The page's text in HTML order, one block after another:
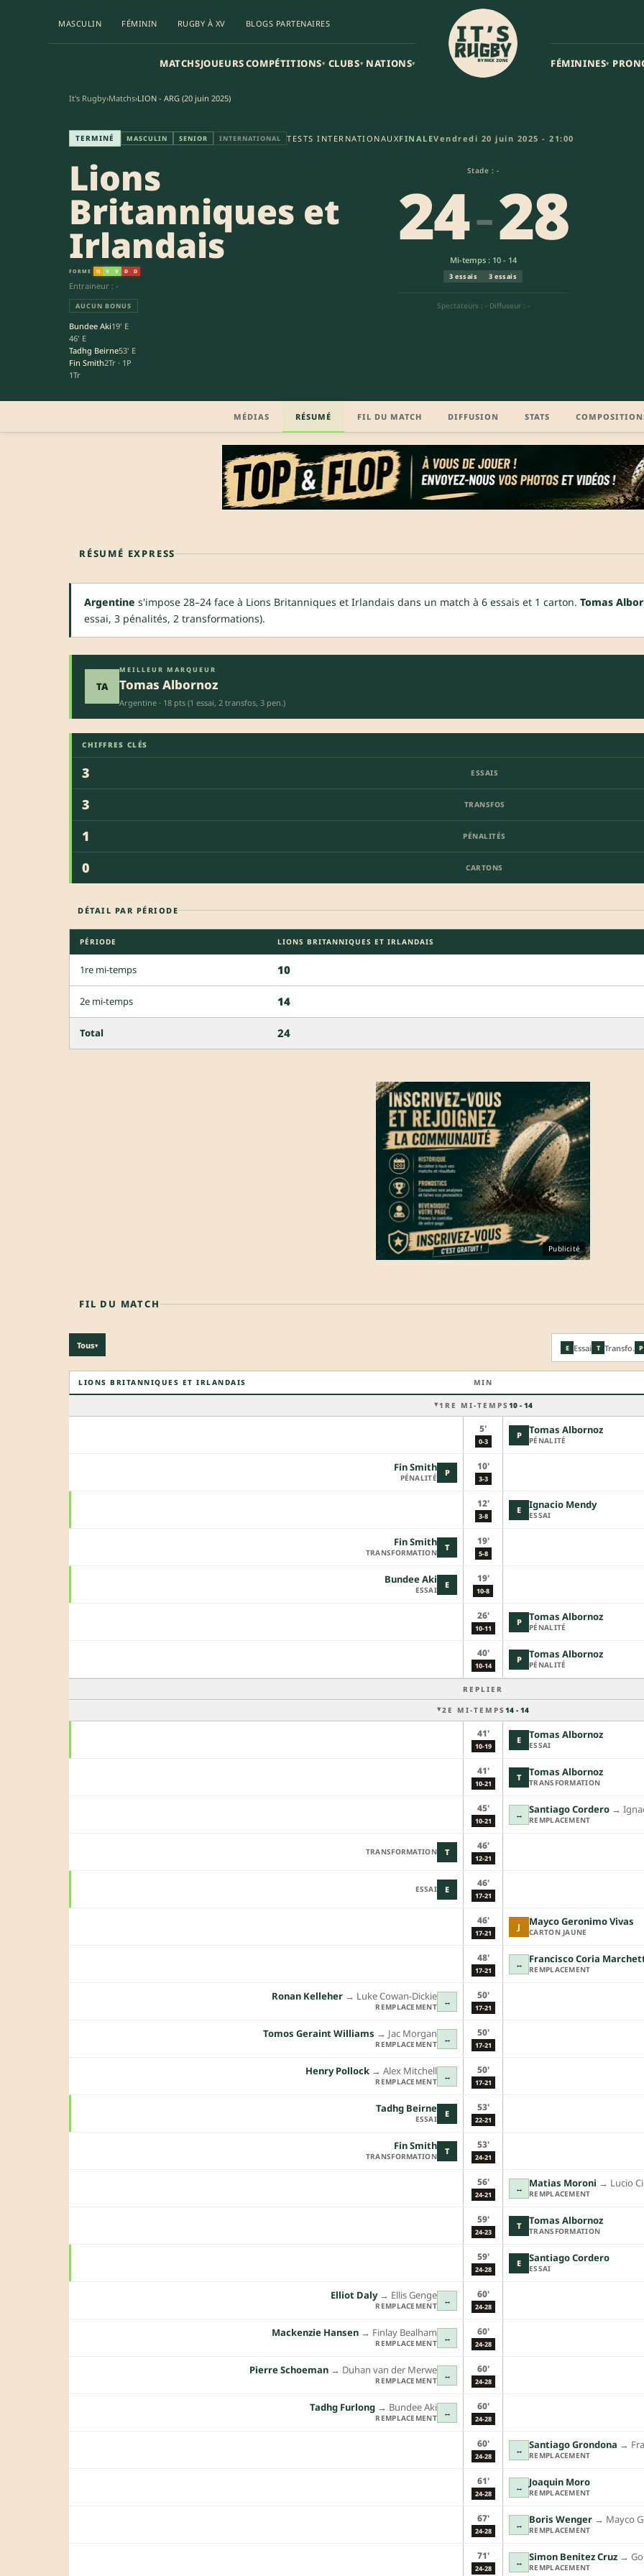
MASCULIN FÉMININ RUGBY À XV BLOGS PARTENAIRES
MATCHSJOUEURSCOMPÉTITIONS▾ CLUBS▾ NATIONS▾ FÉMININES▾
It's Rugby›Matchs›LION - ARG (20 juin 2025)
Lions Britanniques et Irlandais - Argentine (24-28) | Tests
TERMINÉ MASCULIN SENIOR INTERNATIONAL TESTS INTERNATIONAUXFINALEVendredi 20 juin 2025 - 21:00
Lions
Britanniques et
Irlandais
FORME N V V D D
Entraineur : -
AUCUN BONUS
Bundee Aki19' E
46' E
Tadhg Beirne53' E
Fin Smith2Tr · 1P
1Tr
Stade : -
24-28
Mi-temps : 10 - 14
3 essais 3 essais
Spectateurs : -·Diffuseur : -
MÉDIAS RÉSUMÉ FIL DU MATCH DIFFUSION STATS
RÉSUMÉ EXPRESS
Argentine s'impose 28–24 face à Lions Britanniques et Irlandais dans un match à 6 essais et 1 carton. Tomas
essai, 3 pénalités, 2 transformations).
TA
MEILLEUR MARQUEUR
Tomas Albornoz
Argentine · 18 pts (1 essai, 2 transfos, 3 pen.)
CHIFFRES CLÉS
3 ESSAIS
3
TRANSFOS
1
PÉNALITÉS
0
CARTONS
DÉTAIL PAR PÉRIODE
PÉRIODE LIONS BRITANNIQUES ET IRLANDAIS
1re mi-temps 10
2e mi-temps 14
Total 24
Publicité
FIL DU MATCH
Tous▾ E Essai T Transfo. P
LIONS BRITANNIQUES ET IRLANDAIS MIN
1RE MI-TEMPS 10 - 14
5'
0-3
P Tomas Albornoz
PÉNALITÉ
P
Fin Smith
PÉNALITÉ
10'
3-3
12'
3-8
E Ignacio Mendy
ESSAI
T
Fin Smith
TRANSFORMATION
19'
5-8
E
Bundee Aki
ESSAI
19'
10-8
26'
10-11
P Tomas Albornoz
PÉNALITÉ
40'
10-14
P Tomas Albornoz
PÉNALITÉ
REPLIER
2E MI-TEMPS 14 - 14
41'
10-19
E Tomas Albornoz
ESSAI
41'
10-21
T Tomas Albornoz
TRANSFORMATION
45'
10-21
↔ Santiago Cordero →︎
REMPLACEMENT
T
TRANSFORMATION 46'
12-21
E
ESSAI 46'
17-21
46'
17-21
J Mayco Geronimo Vivas
CARTON JAUNE
48'
17-21
↔ Francisco Coria
REMPLACEMENT
↔
Ronan Kelleher →︎ Luke Cowan-Dickie
REMPLACEMENT
50'
17-21
↔
Tomos Geraint Williams →︎ Jac Morgan
REMPLACEMENT
50'
17-21
↔
Henry Pollock →︎ Alex Mitchell
REMPLACEMENT
50'
17-21
E
Tadhg Beirne
ESSAI
53'
22-21
T
Fin Smith
TRANSFORMATION
53'
24-21
56'
24-21
↔ Matias Moroni →︎ Lucio
REMPLACEMENT
59'
24-23
T Tomas Albornoz
TRANSFORMATION
59'
24-28
E Santiago Cordero
ESSAI
↔
Elliot Daly→︎ Ellis Genge
REMPLACEMENT
60'
24-28
↔
Mackenzie Hansen →︎ Finlay Bealham
REMPLACEMENT
60'
24-28
↔
Pierre Schoeman →︎ Duhan van der Merwe
REMPLACEMENT
60'
24-28
↔
Tadhg Furlong →︎ Bundee Aki
REMPLACEMENT
60'
24-28
60'
24-28
↔ Santiago Grondona →︎
REMPLACEMENT
61'
24-28
↔ Joaquin Moro
REMPLACEMENT
67'
24-28
↔ Boris Wenger →︎ Mayco
REMPLACEMENT
71'
24-28
↔ Simon Benitez Cruz →︎
REMPLACEMENT